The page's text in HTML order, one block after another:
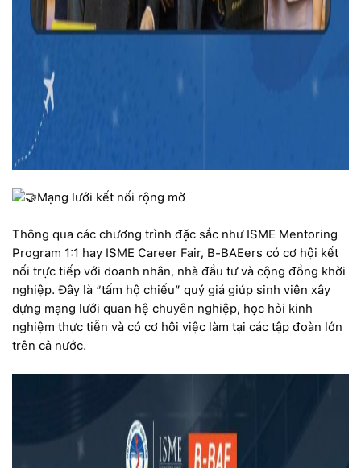
Mạng lưới kết nối rộng mở
Thông qua các chương trình đặc sắc như ISME Mentoring
Program 1:1 hay ISME Career Fair, B-BAEers có cơ hội kết
nối trực tiếp với doanh nhân, nhà đầu tư và cộng đồng khởi
nghiệp. Đây là “tấm hộ chiếu” quý giá giúp sinh viên xây
dựng mạng lưới quan hệ chuyên nghiệp, học hỏi kinh
nghiệm thực tiễn và có cơ hội việc làm tại các tập đoàn lớn
trên cả nước.